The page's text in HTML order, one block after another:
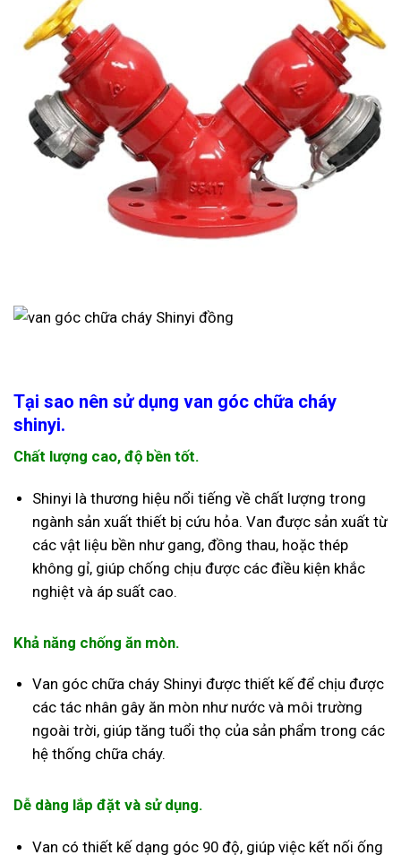
Tại sao nên sử dụng van góc chữa cháy
shinyi.
Chất lượng cao, độ bền tốt.
Shinyi là thương hiệu nổi tiếng về chất lượng trong
ngành sản xuất thiết bị cứu hỏa. Van được sản xuất từ
các vật liệu bền như gang, đồng thau, hoặc thép
không gỉ, giúp chống chịu được các điều kiện khắc
nghiệt và áp suất cao.
Khả năng chống ăn mòn.
Van góc chữa cháy Shinyi được thiết kế để chịu được
các tác nhân gây ăn mòn như nước và môi trường
ngoài trời, giúp tăng tuổi thọ của sản phẩm trong các
hệ thống chữa cháy.
Dễ dàng lắp đặt và sử dụng.
Van có thiết kế dạng góc 90 độ, giúp việc kết nối ống